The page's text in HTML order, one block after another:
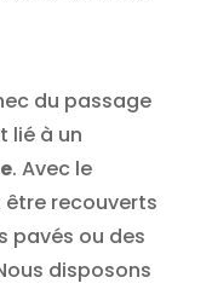
du passage
lié à un
. Avec le
recouverts
pavés ou des
disposons